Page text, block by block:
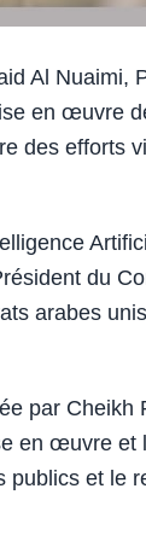
Al Nuaimi,
en œuvre
des efforts
du
arabes
par
en œuvre et
et le